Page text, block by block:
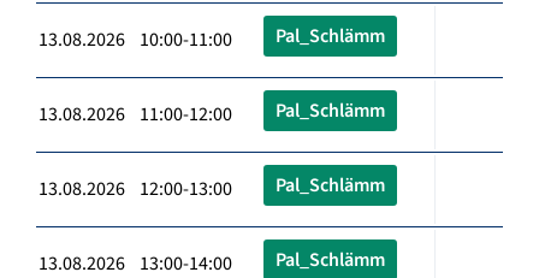
13.08.2026 10:00-11:00 Pal_Schlämm
13.08.2026 11:00-12:00 Pal_Schlämm
13.08.2026 12:00-13:00 Pal_Schlämm
13.08.2026 13:00-14:00 Pal_Schlämm